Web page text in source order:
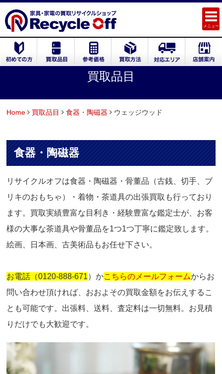
メニュー
買取品目
Home 買取品目 食器・陶磁器 ウェッジウッド
食器・陶磁器
リサイクルオフは食器・陶磁器・骨董品（古銭、切手、ブ
リキのおもちゃ）・着物・茶道具の出張買取も行っており
ます。買取実績豊富な目利き・経験豊富な鑑定士が、お客
様の大事な茶道具や骨董品を1つ1つ丁寧に鑑定致します。
絵画、日本画、古美術品もお任せ下さい。
お電話（0120-888-671）かこちらのメールフォームからお
問い合わせ頂ければ、おおよその買取金額をお伝えするこ
とも可能です。出張料、送料、査定料は一切無料。お見積
りだけでも大歓迎です。